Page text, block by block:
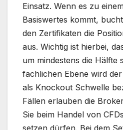
Einsatz. Wenn es zu
Basiswertes kommt,
den Zertifikaten die
aus. Wichtig ist hierbei,
um mindestens die Hälfte
fachlichen Ebene wird
als Knockout Schwelle
Fällen erlauben die
Sie beim Handel von
setzen dürfen. Bei dem